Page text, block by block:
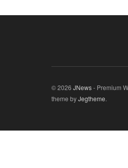
© 2026 JNews- Premium
theme byJegtheme.